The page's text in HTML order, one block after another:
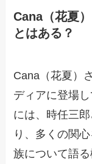
Cana（花夏
とはある？
Cana（花夏）
ディアに登場
には、時任三
り、多くの関
族について語